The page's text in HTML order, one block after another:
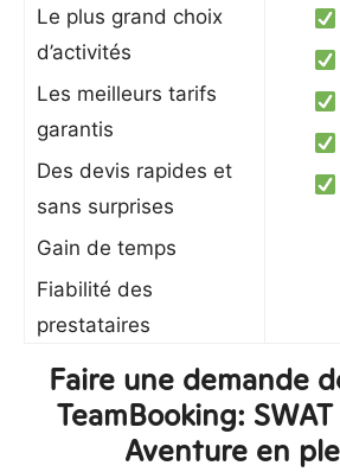
Le plus grand choix
d’activités
Les meilleurs tarifs
garantis
Des devis rapides et
sans surprises
Gain de temps
Fiabilité des
prestataires
Faire une demande
TeamBooking:
Aventure en